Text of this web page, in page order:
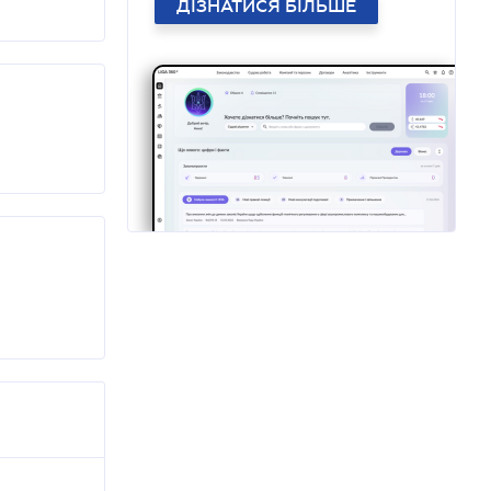
ДІЗНАТИСЯ БІЛЬШЕ